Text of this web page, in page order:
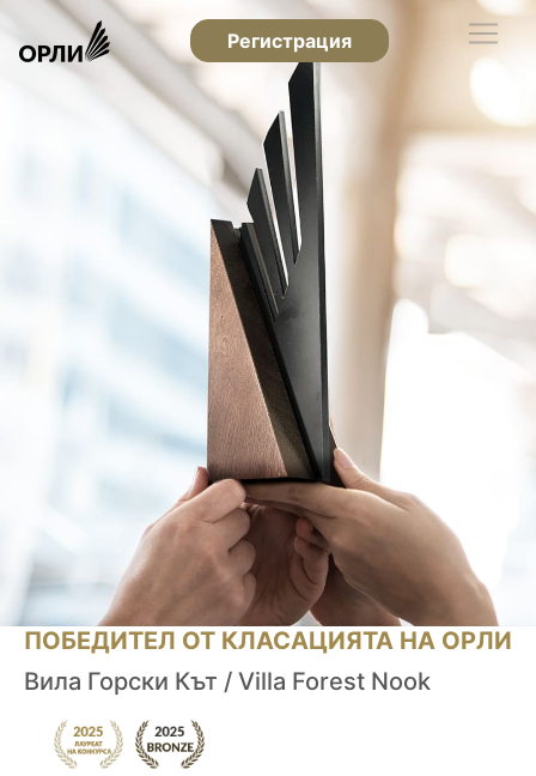
Регистрация
ПОБЕДИТЕЛ ОТ КЛАСАЦИЯТА НА ОРЛИ
Вила Горски Кът / Villa Forest Nook